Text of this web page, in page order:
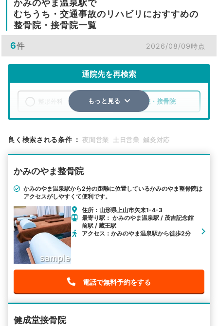
かみのやま温泉駅で
むちうち・交通事故のリハビリにおすすめの
整骨院・接骨院一覧
6件 2026/08/09時点
通院先を再検索
整骨院・接骨院
検索する
その他の検索方法
駅から探す 院名から探す
もっと見る
良く検索される条件 ： 夜間営業 土日営業 鍼灸対応
かみのやま整骨院
かみのやま温泉駅から2分の距離に位置しているかみのやま整骨院は
アクセスがしやすくて便利です。
住所：山形県上山市矢来1-4-3
最寄り駅： かみのやま温泉駅 / 茂吉記念館
前駅 / 蔵王駅
アクセス：かみのやま温泉駅から徒歩2分
電話で無料予約をする
健成堂接骨院